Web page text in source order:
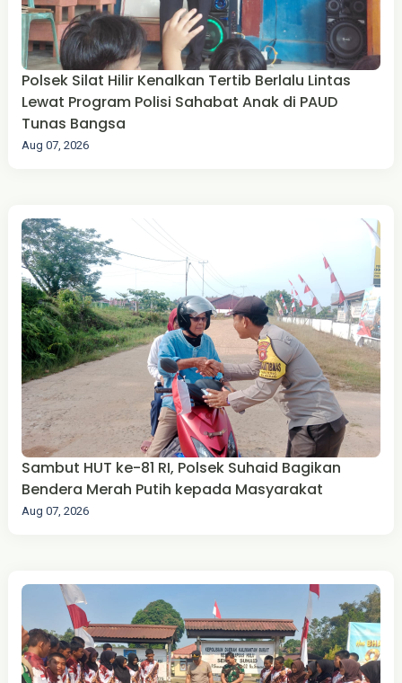
Polsek Silat Hilir Kenalkan Tertib Berlalu Lintas
Lewat Program Polisi Sahabat Anak di PAUD
Tunas Bangsa
Aug 07, 2026
Sambut HUT ke-81 RI, Polsek Suhaid Bagikan
Bendera Merah Putih kepada Masyarakat
Aug 07, 2026